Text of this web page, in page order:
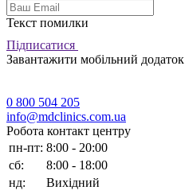
Текст помилки
Підписатися
Завантажити мобільний додаток
0 800 504 205
info@mdclinics.com.ua
Робота контакт центру
пн-пт: 8:00 - 20:00
сб:
8:00 - 18:00
нд:
Вихідний